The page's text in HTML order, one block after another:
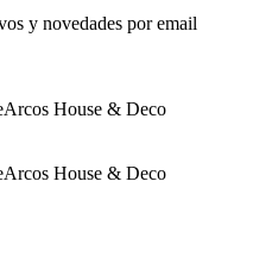
y novedades por email